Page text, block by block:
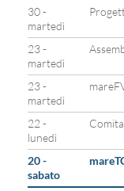
30 -
martedì
23 -
martedì
23 -
martedì
22 -
lunedì
20 -
sabato